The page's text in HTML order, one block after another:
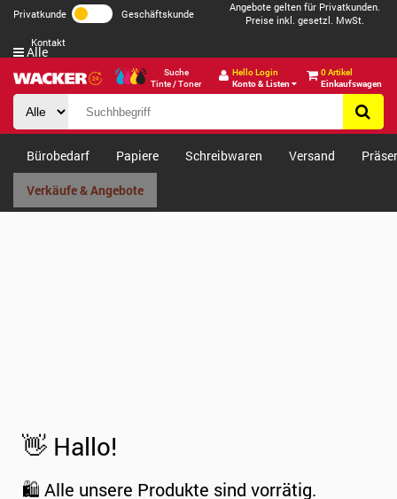
Privatkunde Geschäftskunde
Angebote gelten für Privatkunden.
Preise inkl. gesetzl. MwSt.
Kontakt
Suche
Tinte / Toner
Hello Login
Konto & Listen
0 Artikel
Einkaufswagen
Alle
Bürobedarf Papiere Schreibwaren Versand
Verkäufe & Angebote
👋 Hallo!
🛍️ Alle unsere Produkte sind vorrätig.